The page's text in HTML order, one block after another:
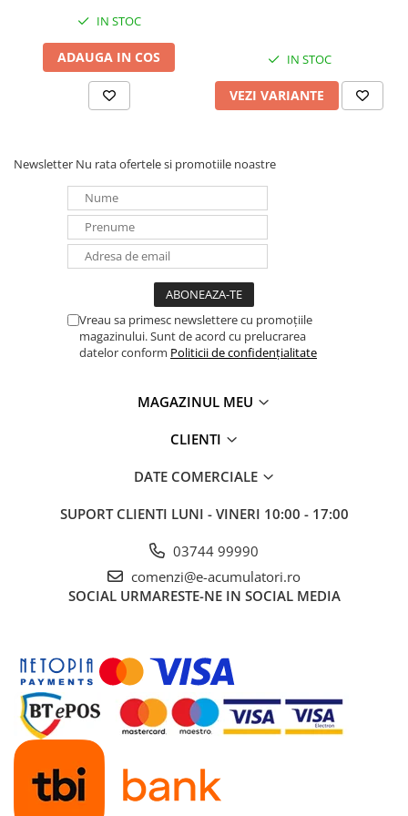
Panouri portabile
Racire/Incalzire
Statii energie portabile
Intrerupatoare si prize
Tablouri electrice
Lumina (Becuri si Lanterne)
Laptop & PC accesorii, baterii,
cabluri USB, prelungitoare USB
Cablu de date si Adaptoare
Invertoare
IN STOC
ADAUGA IN COS IN STOC
VEZI VARIANTE
Newsletter Nu rata ofertele si promotiile noastre
Vreau sa primesc newslettere cu promoțiile
magazinului. Sunt de acord cu prelucrarea
datelor conform Politicii de confidențialitate
MAGAZINUL MEU
CLIENTI
DATE COMERCIALE
SUPORT CLIENTI LUNI - VINERI 10:00 - 17:00
03744 99990
comenzi@e-acumulatori.ro
SOCIAL URMARESTE-NE IN SOCIAL MEDIA